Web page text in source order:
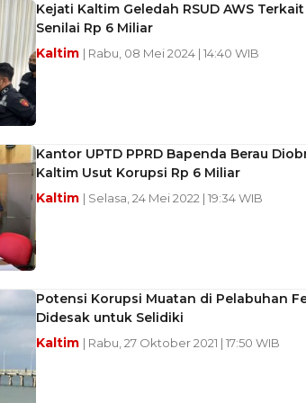
Kejati Kaltim Geledah RSUD AWS
Senilai Rp 6 Miliar
Kaltim | Rabu, 08 Mei 2024 | 14:40 WIB
Kantor UPTD PPRD Bapenda Berau
Kaltim Usut Korupsi Rp 6 Miliar
Kaltim | Selasa, 24 Mei 2022 | 19:34 WIB
Potensi Korupsi Muatan di Pelabuhan
Didesak untuk Selidiki
Kaltim | Rabu, 27 Oktober 2021 | 17:50 WIB